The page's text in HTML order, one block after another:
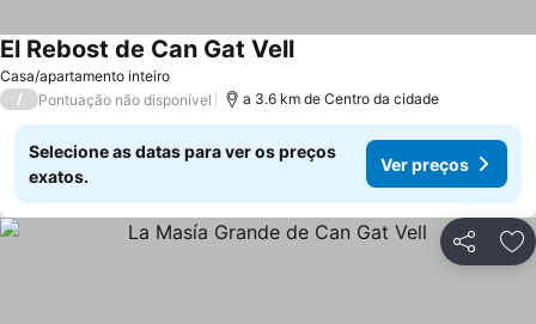
Casa/apartamento inteiro
El Rebost de Can Gat Vell
/ Pontuação não disponível a 3.6 km de Centro da cidade
Selecione as datas para ver os preços
exatos.
Ver preços
Partilhar